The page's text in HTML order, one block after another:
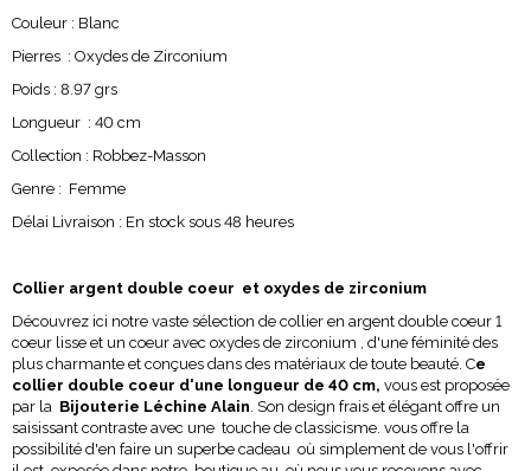
Couleur : Blanc
Pierres : Oxydes de Zirconium
Poids : 8.97 grs
Longueur : 40 cm
Collection : Robbez-Masson
Genre : Femme
Délai Livraison : En stock sous 48 heures
Collier argent double coeur et oxydes de zirconium
Découvrez ici notre vaste sélection de collier en argent double coeur 1
coeur lisse et un coeur avec oxydes de zirconium , d'une féminité des
plus charmante et conçues dans des matériaux de toute beauté. Ce
collier double coeur d'une longueur de 40 cm, vous est proposée
par la Bijouterie Léchine Alain . Son design frais et élégant offre un
saisissant contraste avec une touche de classicisme. vous offre la
possibilité d'en faire un superbe cadeau où simplement de vous l'offrir